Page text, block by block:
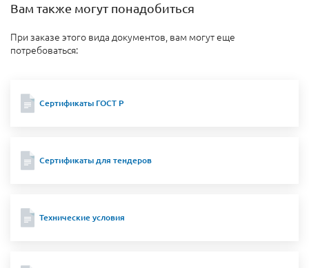
Вам также могут понадобиться
При заказе этого вида документов, вам могут еще
потребоваться:
Сертификаты ГОСТ Р
Сертификаты для тендеров
Технические условия